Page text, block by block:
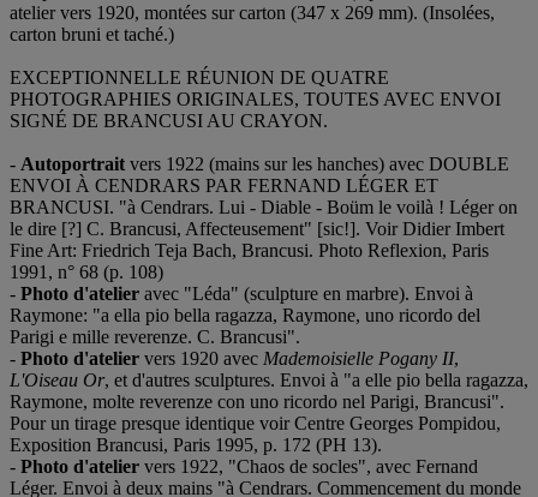
atelier vers 1920, montées sur carton (347 x 269 mm). (Insolées,
carton bruni et taché.)
EXCEPTIONNELLE RÉUNION DE QUATRE
PHOTOGRAPHIES ORIGINALES, TOUTES AVEC ENVOI
SIGNÉ DE BRANCUSI AU CRAYON.
- Autoportrait vers 1922 (mains sur les hanches) avec DOUBLE
ENVOI À CENDRARS PAR FERNAND LÉGER ET
BRANCUSI. "à Cendrars. Lui - Diable - Boüm le voilà ! Léger on
le dire [?] C. Brancusi, Affecteusement" [sic!]. Voir Didier Imbert
Fine Art: Friedrich Teja Bach, Brancusi. Photo Reflexion, Paris
1991, n° 68 (p. 108)
- Photo d'atelier avec "Léda" (sculpture en marbre). Envoi à
Raymone: "a ella pio bella ragazza, Raymone, uno ricordo del
Parigi e mille reverenze. C. Brancusi".
- Photo d'atelier vers 1920 avec Mademoisielle Pogany II,
L'Oiseau Or, et d'autres sculptures. Envoi à "a elle pio bella ragazza,
Raymone, molte reverenze con uno ricordo nel Parigi, Brancusi".
Pour un tirage presque identique voir Centre Georges Pompidou,
Exposition Brancusi, Paris 1995, p. 172 (PH 13).
- Photo d'atelier vers 1922, "Chaos de socles", avec Fernand
Léger. Envoi à deux mains "à Cendrars. Commencement du monde